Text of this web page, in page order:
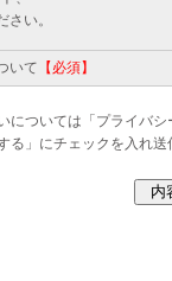
さい。
いて 【必須】
については「 プライバシ
る」にチェックを入れ送